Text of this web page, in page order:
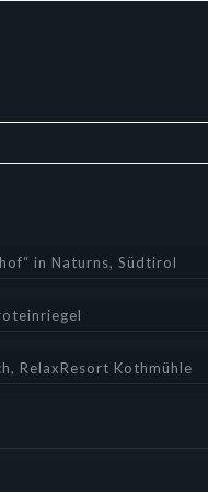
in Naturns, Südtirol
RelaxResort Kothmühle